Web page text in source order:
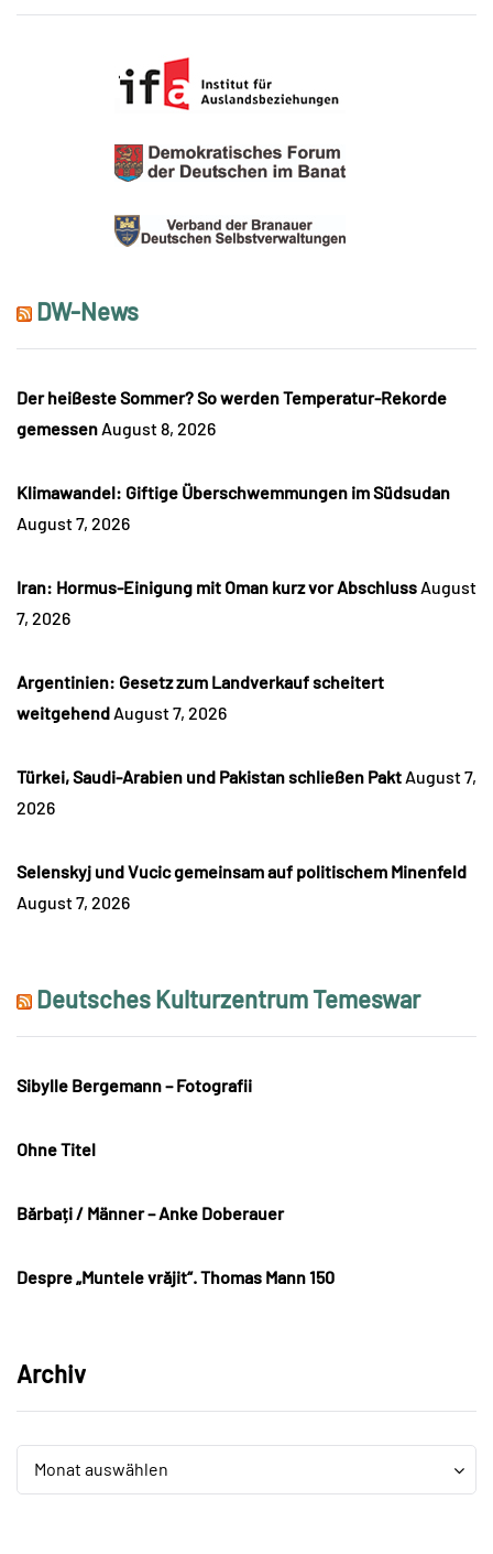
DW-News
Der heißeste Sommer? So werden Temperatur-Rekorde
gemessen August 8, 2026
Klimawandel: Giftige Überschwemmungen im Südsudan
August 7, 2026
Iran: Hormus-Einigung mit Oman kurz vor Abschluss August
7, 2026
Argentinien: Gesetz zum Landverkauf scheitert
weitgehend August 7, 2026
Türkei, Saudi-Arabien und Pakistan schließen Pakt August 7,
2026
Selenskyj und Vucic gemeinsam auf politischem Minenfeld
August 7, 2026
Deutsches Kulturzentrum Temeswar
Sibylle Bergemann – Fotografii
Ohne Titel
Bărbați / Männer – Anke Doberauer
Despre „Muntele vrăjit“. Thomas Mann 150
Archiv
Archiv
Monat auswählen
Archiv